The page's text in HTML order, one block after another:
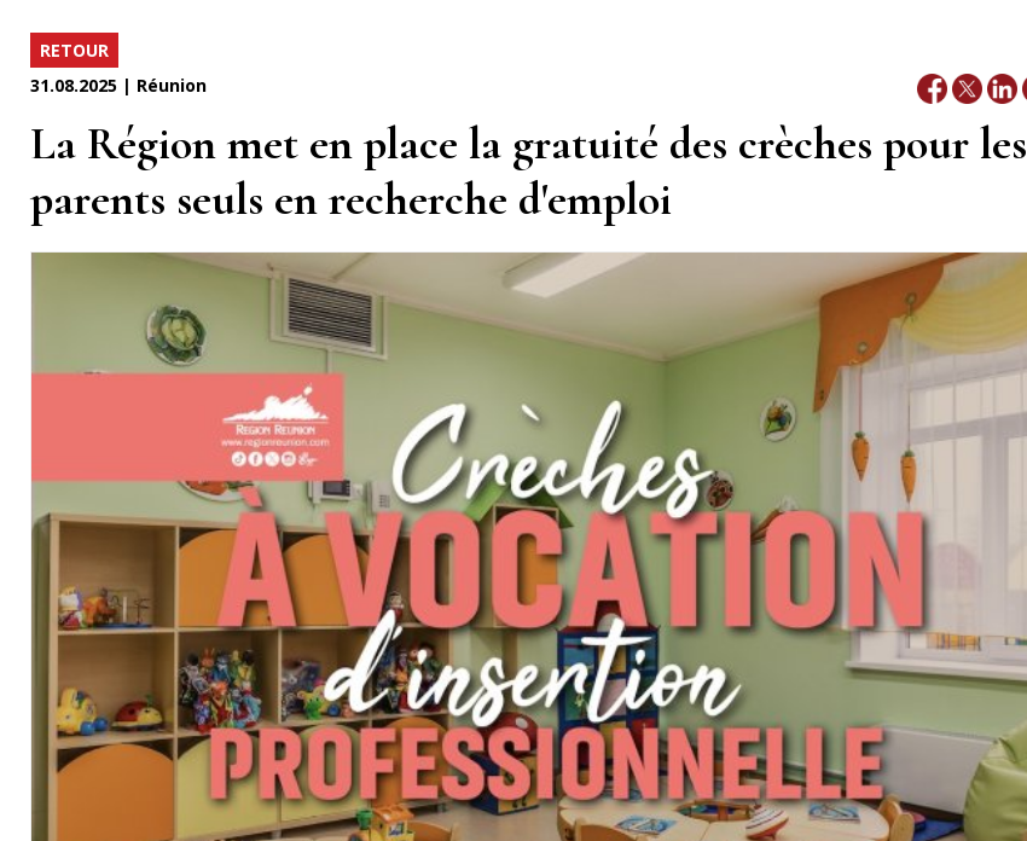
RETOUR
31.08.2025 | Réunion
La Région met en place la gratuité des crèches pour les
parents seuls en recherche d'emploi